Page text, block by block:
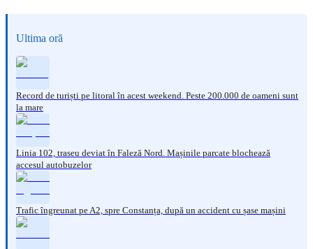
Ultima oră
Record de turiști pe litoral în acest weekend. Peste 200.000 de oameni sunt
la mare
Linia 102, traseu deviat în Faleză Nord. Mașinile parcate blochează
accesul autobuzelor
Trafic îngreunat pe A2, spre Constanța, după un accident cu șase mașini